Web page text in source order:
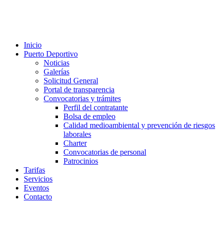
Inicio
Puerto Deportivo
Noticias
Galerías
Solicitud General
Portal de transparencia
Convocatorias y trámites
Perfil del contratante
Bolsa de empleo
Calidad medioambiental y prevención de riesgos
laborales
Charter
Convocatorias de personal
Patrocinios
Tarifas
Servicios
Eventos
Contacto